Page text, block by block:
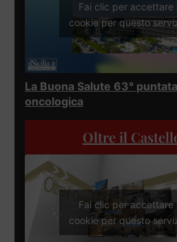
Fai clic per accettare i
cookie per questo
La Buona Salute 63°
oncologica
Oltre il
Fai clic per accettare i
cookie per questo